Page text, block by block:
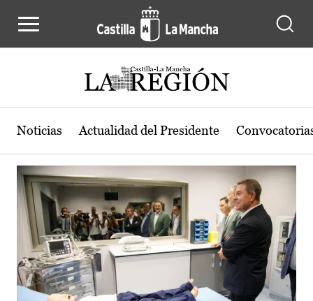
Actualidad de la región de Castilla-
Noticias Actualidad del Presidente